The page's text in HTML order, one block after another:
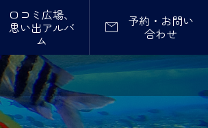
口コミ広場、
思い出アルバ
ム
 予約・お問い
合わせ